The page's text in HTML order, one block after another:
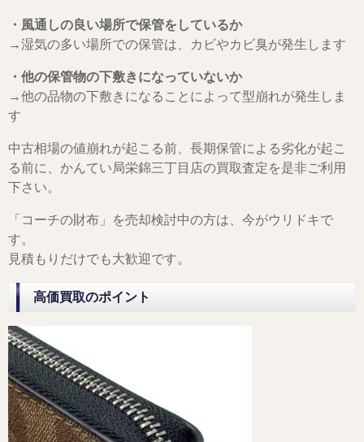
・風通しの良い場所で保管をしているか
→湿気の多い場所での保管は、カビやカビ臭が発生します
・他の保管物の下敷きになっていないか
→他の品物の下敷きになることによって型崩れが発生しま
す
中古相場の値崩れが起こる前、長期保管による劣化が起こ
る前に、かんてい局栄錦三丁目店の買取査定を是非ご利用
下さい。
「コーチの財布」を売却検討中の方は、今がウリドキで
す。
見積もりだけでも大歓迎です。
高価買取のポイント